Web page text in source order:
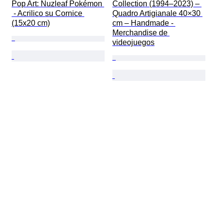
Pop Art: Nuzleaf Pokémon
- Acrilico su Cornice
(15x20 cm)
Collection (1994–2023) –
Quadro Artigianale 40×30
cm – Handmade -
Merchandise de
videojuegos